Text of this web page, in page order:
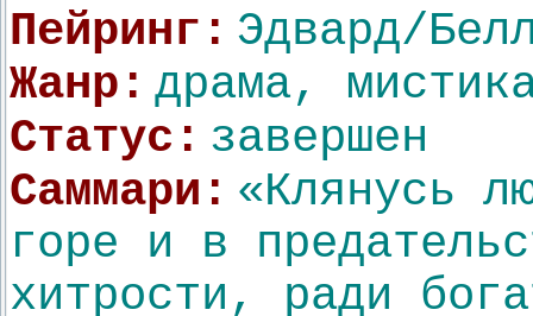
Пейринг: Эдвард/
Жанр: драма,
Статус: завершен
Саммари: «Клянусь
горе и в
хитрости, ради